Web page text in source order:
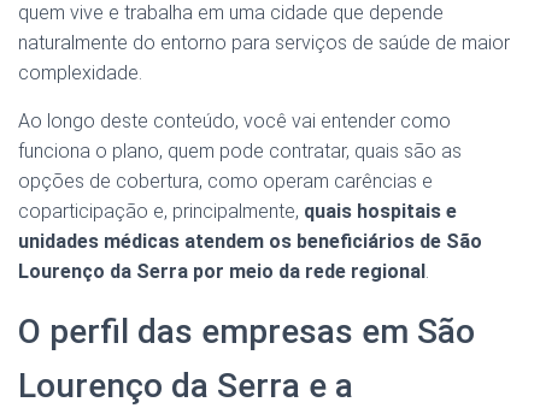
quem vive e trabalha em uma cidade que depende
naturalmente do entorno para serviços de saúde de maior
complexidade.
Ao longo deste conteúdo, você vai entender como
funciona o plano, quem pode contratar, quais são as
opções de cobertura, como operam carências e
coparticipação e, principalmente, quais hospitais e
unidades médicas atendem os beneficiários de São
Lourenço da Serra por meio da rede regional .
O perfil das empresas em São
Lourenço da Serra e a